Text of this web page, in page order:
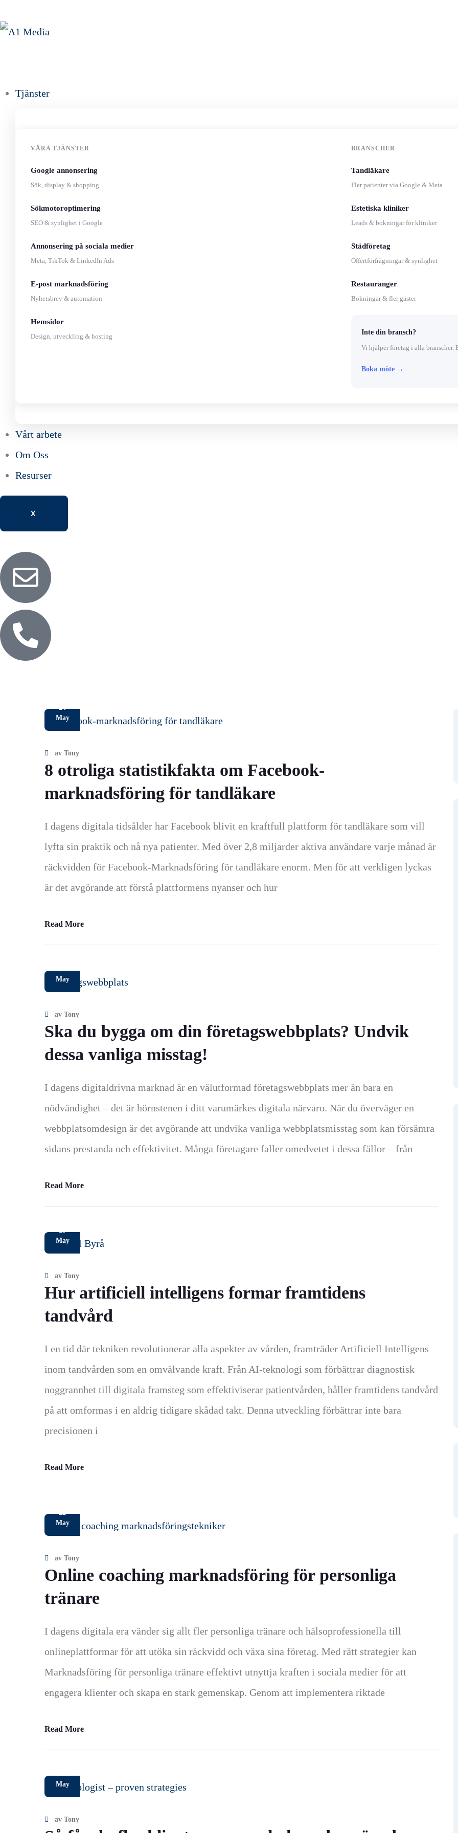
Tjänster
VÅRA TJÄNSTER
Google annonsering
Sök, display & shopping
Sökmotoroptimering
SEO & synlighet i Google
Annonsering på sociala medier
Meta, TikTok & LinkedIn Ads
E-post marknadsföring
Nyhetsbrev & automation
Hemsidor
Design, utveckling & hosting
BRANSCHER
Tandläkare
Fler patienter via Google & Meta
Estetiska kliniker
Leads & bokningar för kliniker
Städföretag
Offertförfrågningar & synlighet
Restauranger
Bokningar & fler gäster
Inte din bransch?
Vi hjälper företag i alla branscher.
Boka möte →
Vårt arbete
Om Oss
Resurser
X
24
May
av Tony
8 otroliga statistikfakta om Facebook-
marknadsföring för tandläkare
I dagens digitala tidsålder har Facebook blivit en kraftfull plattform för tandläkare som vill
lyfta sin praktik och nå nya patienter. Med över 2,8 miljarder aktiva användare varje månad är
räckvidden för Facebook-Marknadsföring för tandläkare enorm. Men för att verkligen lyckas
är det avgörande att förstå plattformens nyanser och hur
Read More
May
av Tony
Ska du bygga om din företagswebbplats? Undvik
dessa vanliga misstag!
I dagens digitaldrivna marknad är en välutformad företagswebbplats mer än bara en
nödvändighet – det är hörnstenen i ditt varumärkes digitala närvaro. När du överväger en
webbplatsomdesign är det avgörande att undvika vanliga webbplatsmisstag som kan försämra
sidans prestanda och effektivitet. Många företagare faller omedvetet i dessa fällor – från
Read More
23
May
av Tony
Hur artificiell intelligens formar framtidens
tandvård
I en tid där tekniken revolutionerar alla aspekter av vården, framträder Artificiell Intelligens
inom tandvården som en omvälvande kraft. Från AI-teknologi som förbättrar diagnostisk
noggrannhet till digitala framsteg som effektiviserar patientvården, håller framtidens tandvård
på att omformas i en aldrig tidigare skådad takt. Denna utveckling förbättrar inte bara
precisionen i
Read More
22
May
av Tony
Online coaching marknadsföring för personliga
tränare
I dagens digitala era vänder sig allt fler personliga tränare och hälsoprofessionella till
onlineplattformar för att utöka sin räckvidd och växa sina företag. Med rätt strategier kan
Marknadsföring för personliga tränare effektivt utnyttja kraften i sociala medier för att
engagera klienter och skapa en stark gemenskap. Genom att implementera riktade
Read More
21
May
av Tony